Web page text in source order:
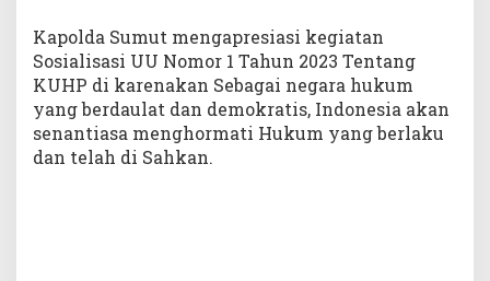
r
s
m
a
M
Kapolda Sumut mengapresiasi kegiatan
Sosialisasi UU Nomor 1 Tahun 2023 Tentang
KUHP di karenakan Sebagai negara hukum
yang berdaulat dan demokratis, Indonesia akan
senantiasa menghormati Hukum yang berlaku
dan telah di Sahkan.